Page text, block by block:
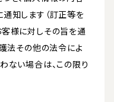
知します（訂正等を
様に対しその旨を通
護法その他の法令によ
ない場合は、この限り